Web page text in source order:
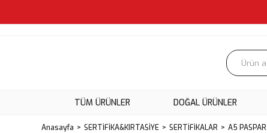
TÜM ÜRÜNLER DOĞAL ÜRÜNLER
Anasayfa SERTİFİKA&KIRTASİYE SERTİFİKALAR A5